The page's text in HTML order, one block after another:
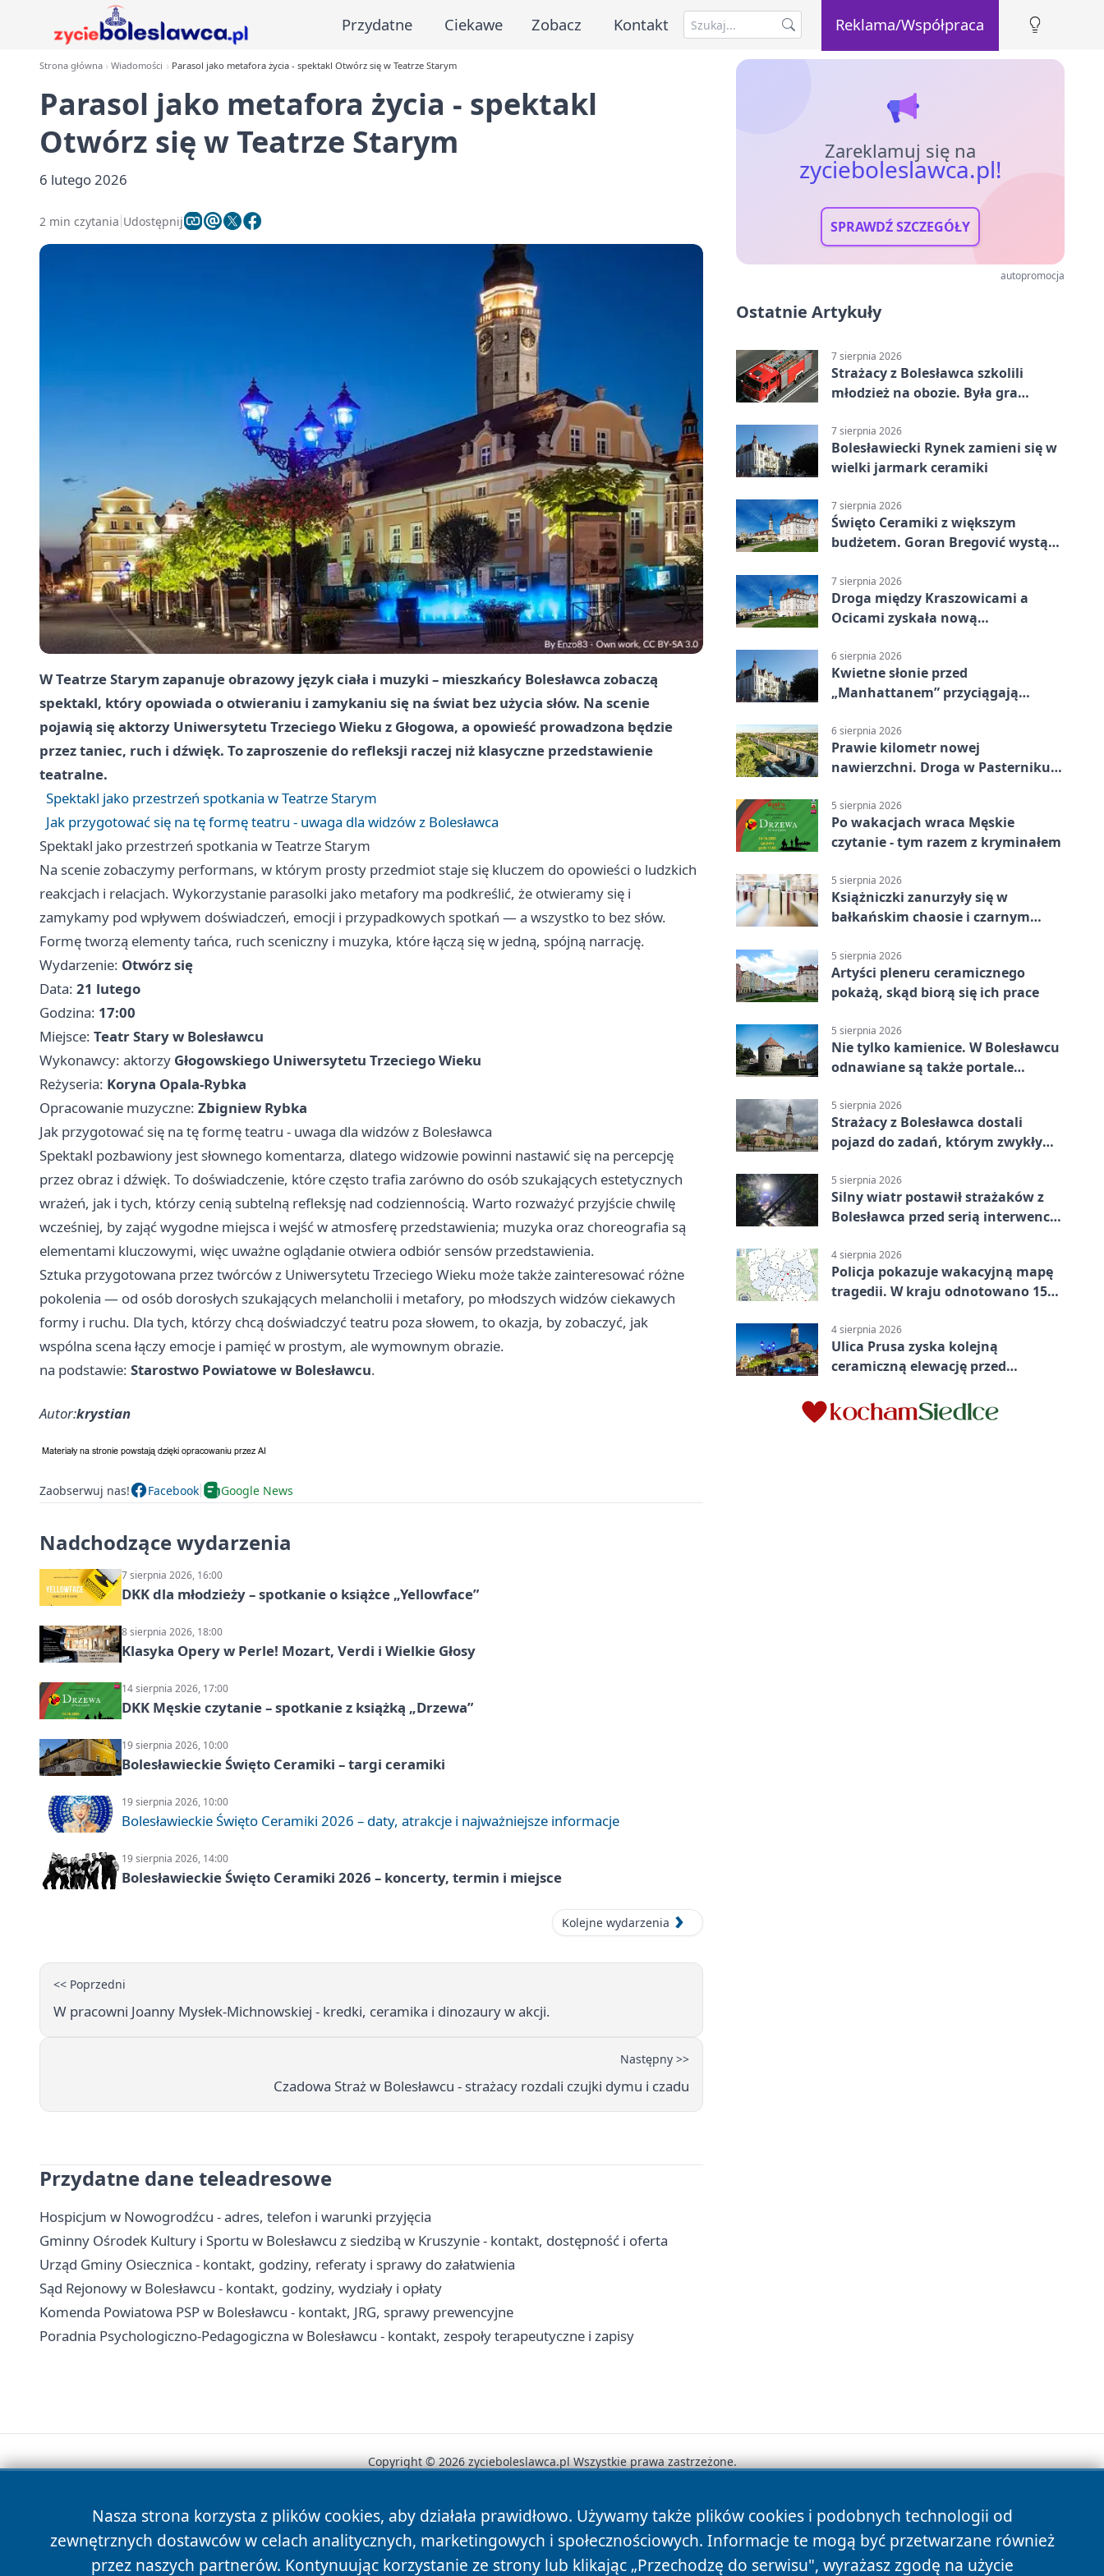
Przydatne Ciekawe Zobacz Kontakt Reklama/Współpraca
Strona główna Wiadomości Parasol jako metafora życia - spektakl Otwórz się w Teatrze Starym
Parasol jako metafora życia - spektakl
Otwórz się w Teatrze Starym
6 lutego 2026
2 min czytania Udostępnij
W Teatrze Starym zapanuje obrazowy język ciała i muzyki – mieszkańcy Bolesławca zobaczą
spektakl, który opowiada o otwieraniu i zamykaniu się na świat bez użycia słów. Na scenie
pojawią się aktorzy Uniwersytetu Trzeciego Wieku z Głogowa, a opowieść prowadzona będzie
przez taniec, ruch i dźwięk. To zaproszenie do refleksji raczej niż klasyczne przedstawienie
teatralne.
Spektakl jako przestrzeń spotkania w Teatrze Starym
Jak przygotować się na tę formę teatru - uwaga dla widzów z Bolesławca
Spektakl jako przestrzeń spotkania w Teatrze Starym
Na scenie zobaczymy performans, w którym prosty przedmiot staje się kluczem do opowieści o ludzkich
reakcjach i relacjach. Wykorzystanie parasolki jako metafory ma podkreślić, że otwieramy się i
zamykamy pod wpływem doświadczeń, emocji i przypadkowych spotkań — a wszystko to bez słów.
Formę tworzą elementy tańca, ruch sceniczny i muzyka, które łączą się w jedną, spójną narrację.
Wydarzenie: Otwórz się
Data: 21 lutego
Godzina: 17:00
Miejsce: Teatr Stary w Bolesławcu
Wykonawcy: aktorzy Głogowskiego Uniwersytetu Trzeciego Wieku
Reżyseria: Koryna Opala-Rybka
Opracowanie muzyczne: Zbigniew Rybka
Jak przygotować się na tę formę teatru - uwaga dla widzów z Bolesławca
Spektakl pozbawiony jest słownego komentarza, dlatego widzowie powinni nastawić się na percepcję
przez obraz i dźwięk. To doświadczenie, które często trafia zarówno do osób szukających estetycznych
wrażeń, jak i tych, którzy cenią subtelną refleksję nad codziennością. Warto rozważyć przyjście chwilę
wcześniej, by zająć wygodne miejsca i wejść w atmosferę przedstawienia; muzyka oraz choreografia są
elementami kluczowymi, więc uważne oglądanie otwiera odbiór sensów przedstawienia.
Sztuka przygotowana przez twórców z Uniwersytetu Trzeciego Wieku może także zainteresować różne
pokolenia — od osób dorosłych szukających melancholii i metafory, po młodszych widzów ciekawych
formy i ruchu. Dla tych, którzy chcą doświadczyć teatru poza słowem, to okazja, by zobaczyć, jak
wspólna scena łączy emocje i pamięć w prostym, ale wymownym obrazie.
na podstawie: Starostwo Powiatowe w Bolesławcu.
Autor:krystian
Zaobserwuj nas! Facebook Google News
Nadchodzące wydarzenia
7 sierpnia 2026, 16:00
DKK dla młodzieży – spotkanie o książce „Yellowface”
8 sierpnia 2026, 18:00
Klasyka Opery w Perle! Mozart, Verdi i Wielkie Głosy
14 sierpnia 2026, 17:00
DKK Męskie czytanie – spotkanie z książką „Drzewa”
19 sierpnia 2026, 10:00
Bolesławieckie Święto Ceramiki – targi ceramiki
19 sierpnia 2026, 10:00
Bolesławieckie Święto Ceramiki 2026 – daty, atrakcje i najważniejsze informacje
19 sierpnia 2026, 14:00
Bolesławieckie Święto Ceramiki 2026 – koncerty, termin i miejsce
Kolejne wydarzenia
<< Poprzedni
W pracowni Joanny Mysłek-Michnowskiej - kredki, ceramika i dinozaury w akcji.
Następny >>
Czadowa Straż w Bolesławcu - strażacy rozdali czujki dymu i czadu
Przydatne dane teleadresowe
Hospicjum w Nowogrodźcu - adres, telefon i warunki przyjęcia
Gminny Ośrodek Kultury i Sportu w Bolesławcu z siedzibą w Kruszynie - kontakt, dostępność i oferta
Urząd Gminy Osiecznica - kontakt, godziny, referaty i sprawy do załatwienia
Sąd Rejonowy w Bolesławcu - kontakt, godziny, wydziały i opłaty
Komenda Powiatowa PSP w Bolesławcu - kontakt, JRG, sprawy prewencyjne
Poradnia Psychologiczno-Pedagogiczna w Bolesławcu - kontakt, zespoły terapeutyczne i zapisy
Zareklamuj się na
zycieboleslawca.pl!
SPRAWDŹ SZCZEGÓŁY
autopromocja
Ostatnie Artykuły
7 sierpnia 2026
Strażacy z Bolesławca szkolili
młodzież na obozie. Była gra
7 sierpnia 2026
Bolesławiecki Rynek zamieni się w
wielki jarmark ceramiki
7 sierpnia 2026
Święto Ceramiki z większym
budżetem. Goran Bregović wystąpi
7 sierpnia 2026
Droga między Kraszowicami a
Ocicami zyskała nową
6 sierpnia 2026
Kwietne słonie przed
„Manhattanem” przyciągają
6 sierpnia 2026
Prawie kilometr nowej
nawierzchni. Droga w Pasterniku
5 sierpnia 2026
Po wakacjach wraca Męskie
czytanie - tym razem z kryminałem
5 sierpnia 2026
Książniczki zanurzyły się w
bałkańskim chaosie i czarnym
5 sierpnia 2026
Artyści pleneru ceramicznego
pokażą, skąd biorą się ich prace
5 sierpnia 2026
Nie tylko kamienice. W Bolesławcu
odnawiane są także portale
5 sierpnia 2026
Strażacy z Bolesławca dostali
pojazd do zadań, którym zwykły
5 sierpnia 2026
Silny wiatr postawił strażaków z
Bolesławca przed serią interwencji
4 sierpnia 2026
Policja pokazuje wakacyjną mapę
tragedii. W kraju odnotowano 155
4 sierpnia 2026
Ulica Prusa zyska kolejną
ceramiczną elewację przed
Nasza strona korzysta z plików cookies, aby działała prawidłowo. Używamy także plików cookies i podobnych technologii od
zewnętrznych dostawców w celach analitycznych, marketingowych i społecznościowych. Informacje te mogą być przetwarzane również
przez naszych partnerów. Kontynuując korzystanie ze strony lub klikając „Przechodzę do serwisu", wyrażasz zgodę na użycie
Copyright © 2026 zycieboleslawca.pl Wszystkie prawa zastrzeżone.
News Autorzy Polityka Prywatności Polityka Cookies